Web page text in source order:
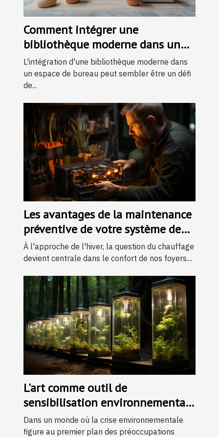
Comment intégrer une
bibliothèque moderne dans un
espace de bureau restreint
L'intégration d'une bibliothèque moderne dans
un espace de bureau peut sembler être un défi
de...
Les avantages de la maintenance
préventive de votre système de
chauffage durant l'hiver
À l'approche de l'hiver, la question du chauffage
devient centrale dans le confort de nos foyers....
L'art comme outil de
sensibilisation environnementale
: initiatives et impacts
Dans un monde où la crise environnementale
figure au premier plan des préoccupations